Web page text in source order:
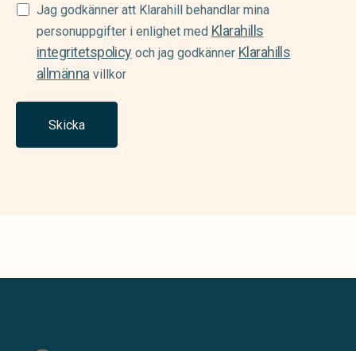
Samtycke
(Required)
Jag godkänner att Klarahill behandlar mina
personuppgifter i enlighet med Klarahills
integritetspolicyoch jag godkänner Klarahills
allmänna villkor
Skicka